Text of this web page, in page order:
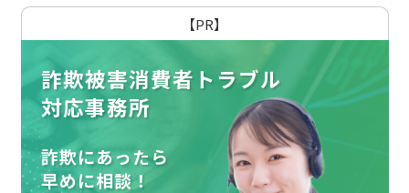
【PR】
詐欺被害消費者トラブル
対応事務所
詐欺にあったら
早めに相談！